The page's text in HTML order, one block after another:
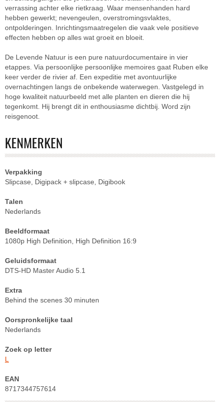
verrassing achter elke rietkraag. Waar mensenhanden hard
hebben gewerkt; nevengeulen, overstromingsvlaktes,
ontpolderingen. Inrichtingsmaatregelen die vaak vele positieve
effecten hebben op alles wat groeit en bloeit.
De Levende Natuur is een pure natuurdocumentaire in vier
etappes. Via persoonlijke persoonlijke memoires gaat Ruben elke
keer verder de rivier af. Een expeditie met avontuurlijke
overnachtingen langs de onbekende waterwegen. Vastgelegd in
hoge kwaliteit natuurbeeld met alle planten en dieren die hij
tegenkomt. Hij brengt dit in enthousiasme dichtbij. Word zijn
reisgenoot.
KENMERKEN
Verpakking
Slipcase, Digipack + slipcase, Digibook
Talen
Nederlands
Beeldformaat
1080p High Definition, High Definition 16:9
Geluidsformaat
DTS-HD Master Audio 5.1
Extra
Behind the scenes 30 minuten
Oorspronkelijke taal
Nederlands
Zoek op letter
L
EAN
8717344757614